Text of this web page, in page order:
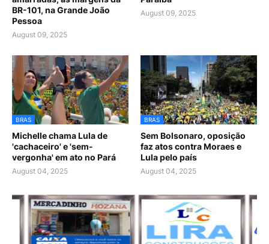
BR-101, na Grande João
Pessoa
August 09, 2025
August 09, 2025
BRAS
Michelle chama Lula de
'cachaceiro' e 'sem-
vergonha' em ato no Pará
August 04, 2025
BRAS
Sem Bolsonaro, oposição
faz atos contra Moraes e
Lula pelo país
August 04, 2025